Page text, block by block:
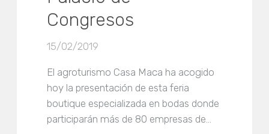
Congresos
15/02/2019
El agroturismo Casa Maca ha acogido
hoy la presentación de esta feria
boutique especializada en bodas donde
participarán más de 80 empresas de…